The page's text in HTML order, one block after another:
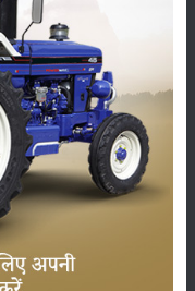
ए.आई. प्रति
60 दिनों की खरपतवार-मुक्त
हो जाती हैं, तो फसल कटाई
और खड़खड़ाने वाले होते हैं और